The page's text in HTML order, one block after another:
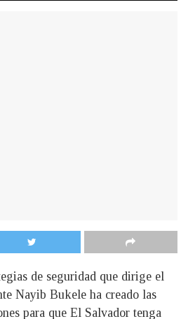
de seguridad que dirige el
Nayib Bukele ha creado las
para que El Salvador tenga